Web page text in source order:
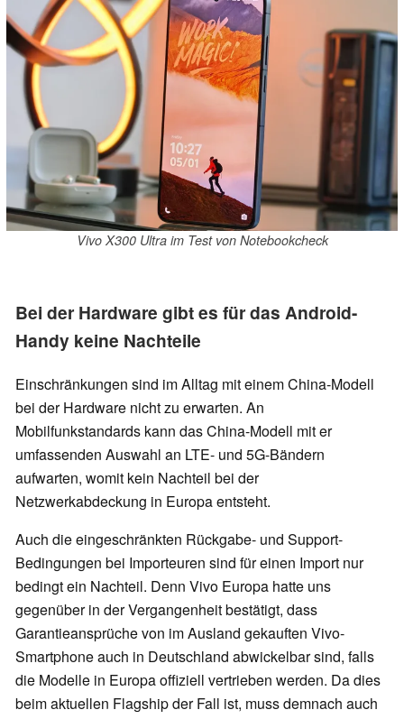
Vivo X300 Ultra im Test von Notebookcheck
Bei der Hardware gibt es für das Android-
Handy keine Nachteile
Einschränkungen sind im Alltag mit einem China-Modell
bei der Hardware nicht zu erwarten. An
Mobilfunkstandards kann das China-Modell mit er
umfassenden Auswahl an LTE- und 5G-Bändern
aufwarten, womit kein Nachteil bei der
Netzwerkabdeckung in Europa entsteht.
Auch die eingeschränkten Rückgabe- und Support-
Bedingungen bei Importeuren sind für einen Import nur
bedingt ein Nachteil. Denn Vivo Europa hatte uns
gegenüber in der Vergangenheit bestätigt, dass
Garantieansprüche von im Ausland gekauften Vivo-
Smartphone auch in Deutschland abwickelbar sind, falls
die Modelle in Europa offiziell vertrieben werden. Da dies
beim aktuellen Flagship der Fall ist, muss demnach auch